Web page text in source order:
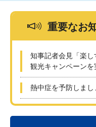
重要なお
知事記者会見「楽
観光キャンペーンを
熱中症を予防しまし